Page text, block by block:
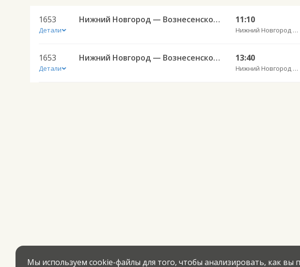
1653
Детали
Нижний Новгород — Вознесенское 1653 11:10
Нижний Новгород Щербинки
1653
Детали
Нижний Новгород — Вознесенское 1653 13:40
Нижний Новгород Щербинки
Мы используем cookie-файлы для того, чтобы анализировать, как